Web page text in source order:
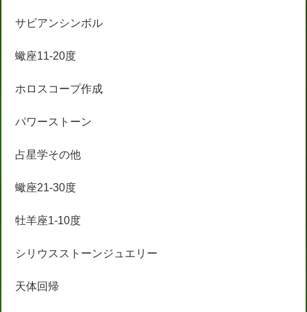
サビアンシンボル
蠍座11-20度
ホロスコープ作成
パワーストーン
占星学その他
蠍座21-30度
牡羊座1-10度
シリウスストーンジュエリー
天体回帰